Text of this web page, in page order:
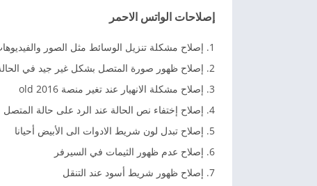
إصلاحات الواتس الاحمر
إصلاح مشكلة تنزيل الوسائط مثل الصور
إصلاح ظهور صورة المتصل بشكل غير جيد في
إصلاح مشكلة الانهيار عند تغير منصة 2016 old
إصلاح إختفاء نص الحالة عند الرد على حالة المتصل
إصلاح تبدل لون شريط الادوات الى الأبيض أحيانا
إصلاح عدم ظهور الثيمات في السيرفر
إصلاح ظهور شريط أسود عند التنقل